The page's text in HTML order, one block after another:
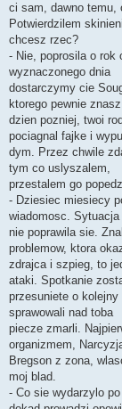
ci sam, dawno temu,
Potwierdzilem
chcesz rzec?
- Nie, poprosila o rok
wyznaczonego dnia
dostarczymy cie
ktorego pewnie
dzien pozniej, twoi
pociagnal fajke i
dym. Przez chwile
tym co uslyszalem,
przestalem go
- Dziesiec miesiecy
wiadomosc.
nie poprawila sie.
problemow, ktora
zdrajca i szpieg, to
ataki. Spotkanie
przesuniete o
sprawowali nad toba
piecze zmarli.
organizmem,
Bregson z zona,
moj blad.
- Co sie wydarzylo